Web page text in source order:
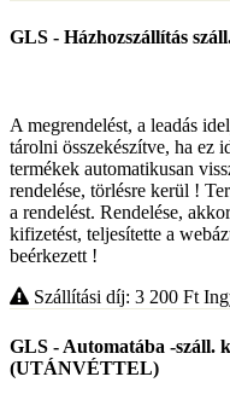
GLS - Házhozszállítás
A megrendelést, a leadás
tárolni összekészítve, ha ez
termékek automatikusan
rendelése, törlésre kerül !
a rendelést. Rendelése,
kifizetést, teljesítette a
beérkezett !
Szállítási díj: 3 200 Ft
GLS - Automatába -száll.
(UTÁNVÉTTEL)